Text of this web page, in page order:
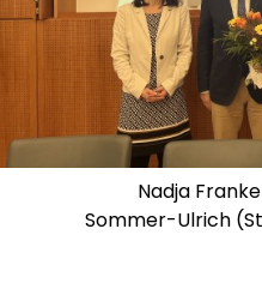
Nadja
Sommer-Ulrich